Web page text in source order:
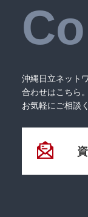
沖縄日立ネット
合わせはこちら。
お気軽にご相談